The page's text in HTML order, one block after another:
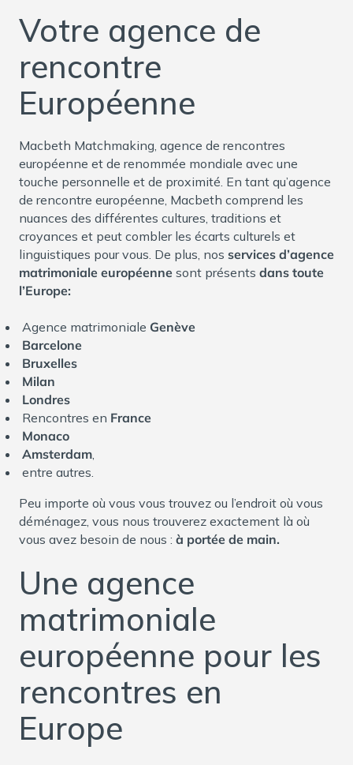
Votre agence de
rencontre
Européenne
Macbeth Matchmaking, agence de rencontres
européenne et de renommée mondiale avec une
touche personnelle et de proximité. En tant qu’agence
de rencontre européenne, Macbeth comprend les
nuances des différentes cultures, traditions et
croyances et peut combler les écarts culturels et
linguistiques pour vous. De plus, nos services d’agence
matrimoniale européenne sont présents dans toute
l’Europe:
Agence matrimoniale Genève
Barcelone
Bruxelles
Milan
Londres
Rencontres en France
Monaco
Amsterdam,
entre autres.
Peu importe où vous vous trouvez ou l’endroit où vous
déménagez, vous nous trouverez exactement là où
vous avez besoin de nous : à portée de main.
Une agence
matrimoniale
européenne pour les
rencontres en
Europe